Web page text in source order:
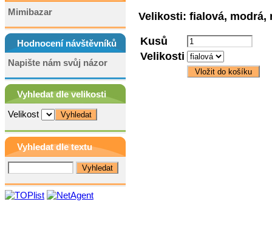
Mimibazar
Hodnocení návštěvníků
Napište nám svůj názor
Vyhledat dle velikosti
Velikost
Vyhledat dle textu
Velikosti: fialová, modrá,
Kusů
Velikosti